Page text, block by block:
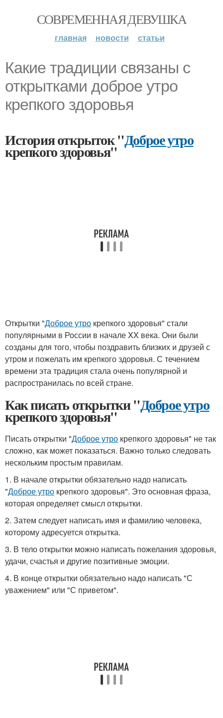
СОВРЕМЕННАЯ ДЕВУШКА
главная новости статьи
Какие традиции связаны с
открытками доброе утро
крепкого здоровья
История открыток "Доброе утро
крепкого здоровья"
Открытки "Доброе утро крепкого здоровья" стали
популярными в России в начале XX века. Они были
созданы для того, чтобы поздравить близких и друзей с
утром и пожелать им крепкого здоровья. С течением
времени эта традиция стала очень популярной и
распространилась по всей стране.
Как писать открытки "Доброе утро
крепкого здоровья"
Писать открытки "Доброе утро крепкого здоровья" не так
сложно, как может показаться. Важно только следовать
нескольким простым правилам.
1. В начале открытки обязательно надо написать
"Доброе утро крепкого здоровья". Это основная фраза,
которая определяет смысл открытки.
2. Затем следует написать имя и фамилию человека,
которому адресуется открытка.
3. В тело открытки можно написать пожелания здоровья,
удачи, счастья и другие позитивные эмоции.
4. В конце открытки обязательно надо написать "С
уважением" или "С приветом".